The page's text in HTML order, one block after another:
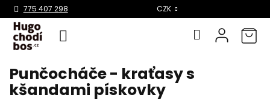
Přejít
obsah
775 407 298 CZK
Punčocháče - kraťasy s
kšandami pískovky